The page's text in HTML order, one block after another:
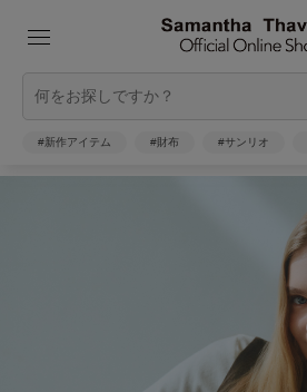
#新作アイテム #財布 #サンリオ